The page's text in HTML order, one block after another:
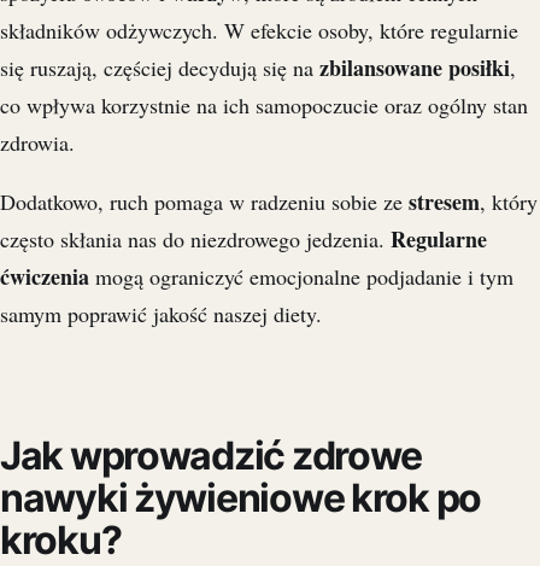
składników odżywczych. W efekcie osoby, które regularnie
się ruszają, częściej decydują się na zbilansowane posiłki,
co wpływa korzystnie na ich samopoczucie oraz ogólny stan
zdrowia.
Dodatkowo, ruch pomaga w radzeniu sobie ze stresem, który
często skłania nas do niezdrowego jedzenia. Regularne
ćwiczenia mogą ograniczyć emocjonalne podjadanie i tym
samym poprawić jakość naszej diety.
Jak wprowadzić zdrowe
nawyki żywieniowe krok po
kroku?